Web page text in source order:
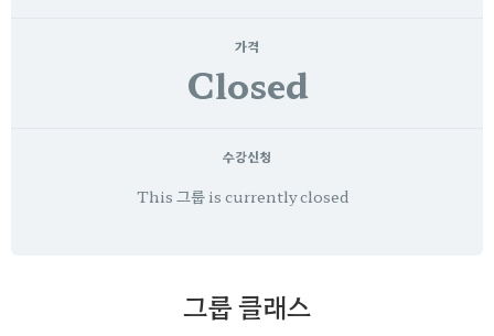
가격
Closed
수강신청
This 그룹 is currently closed
그룹 클래스